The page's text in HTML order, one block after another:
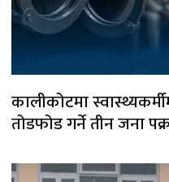
कालीकोटमा
तोडफोड गर्ने तीन जना